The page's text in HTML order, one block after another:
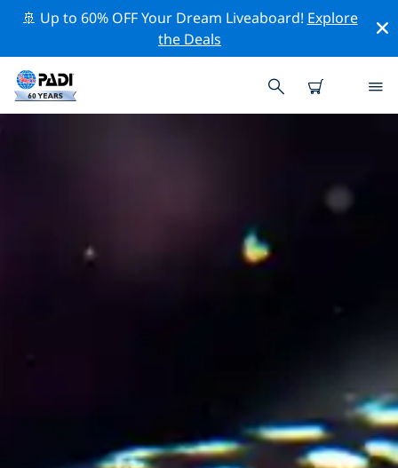
🚢 Up to 60% OFF Your Dream Liveaboard! Explore
the Deals